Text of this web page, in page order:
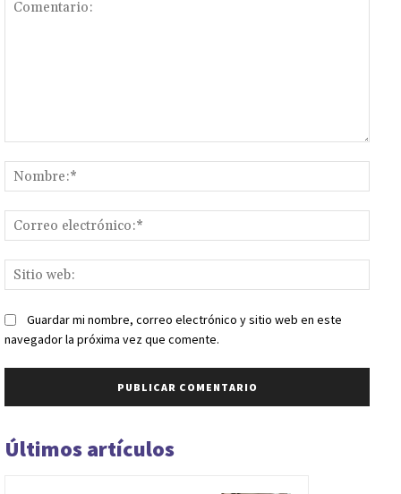
web:
Guardar mi nombre, correo electrónico y sitio web en este
navegador la próxima vez que comente.
Últimos artículos